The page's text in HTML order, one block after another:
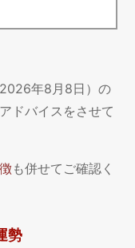
年8月8日）の
ドバイスをさせて
も併せてご確認く
勢